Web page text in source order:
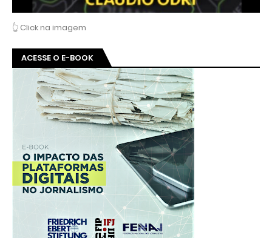
👆 Click na imagem
ACESSE O E-BOOK